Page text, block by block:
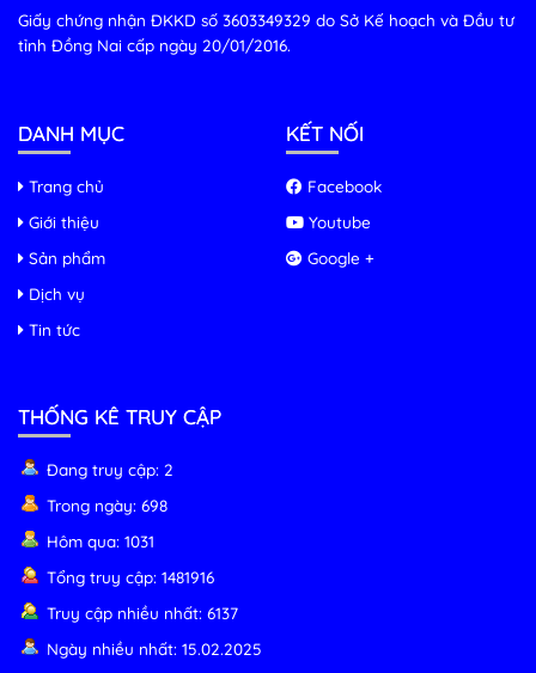
Giấy chứng nhận ĐKKD số 3603349329 do Sở Kế hoạch và Đầu tư
tỉnh Đồng Nai cấp ngày 20/01/2016.
DANH MỤC
Trang chủ
Giới thiệu
Sản phẩm
Dịch vụ
Tin tức
KẾT NỐI
Facebook
Youtube
Google +
THỐNG KÊ TRUY CẬP
Đang truy cập: 2
Trong ngày: 698
Hôm qua: 1031
Tổng truy cập: 1481916
Truy cập nhiều nhất: 6137
Ngày nhiều nhất: 15.02.2025